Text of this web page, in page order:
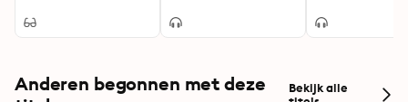
Anderen begonnen met deze
Bekijk alle